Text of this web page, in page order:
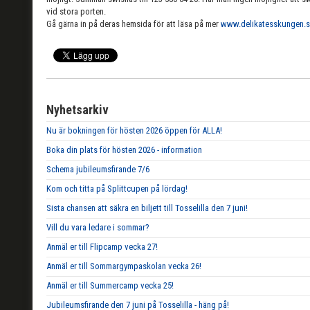
vid stora porten.
Gå gärna in på deras hemsida för att läsa på mer
Nyhetsarkiv
Nu är bokningen för hösten 2026 öppen för ALLA!
Boka din plats för hösten 2026 - information
Schema jubileumsfirande 7/6
Kom och titta på Splittcupen på lördag!
Sista chansen att säkra en biljett till Tosselilla den 7 juni!
Vill du vara ledare i sommar?
Anmäl er till Flipcamp vecka 27!
Anmäl er till Sommargympaskolan vecka 26!
Anmäl er till Summercamp vecka 25!
Jubileumsfirande den 7 juni på Tosselilla - häng på!